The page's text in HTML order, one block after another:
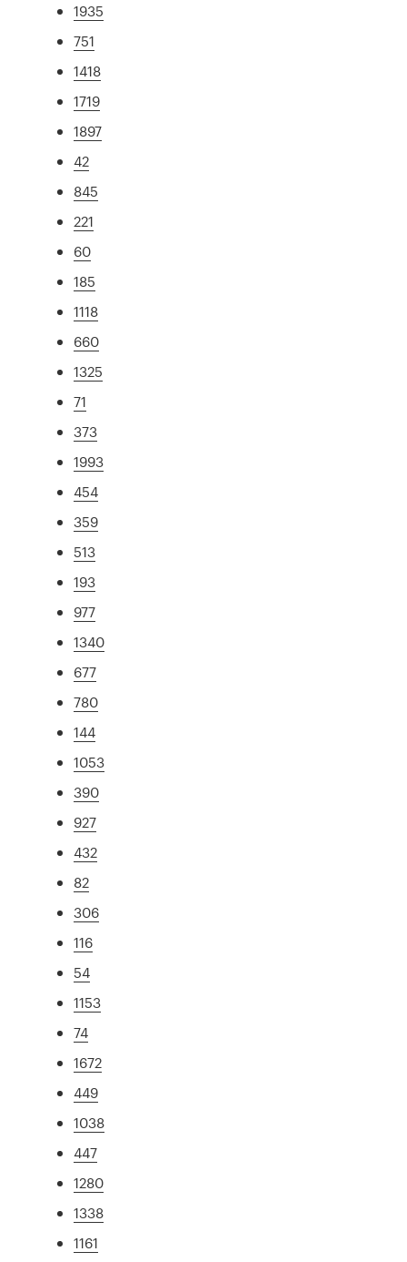
1935
751
1418
1719
1897
42
845
221
60
185
1118
660
1325
71
373
1993
454
359
513
193
977
1340
677
780
144
1053
390
927
432
82
306
116
54
1153
74
1672
449
1038
447
1280
1338
1161